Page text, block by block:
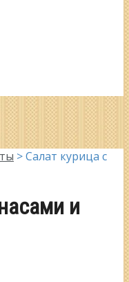
>Салат курица с
и